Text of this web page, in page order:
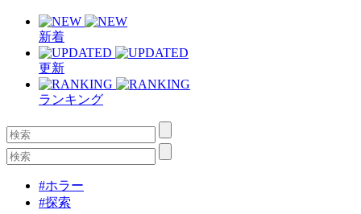
新着
更新
ランキング
#ホラー
#探索